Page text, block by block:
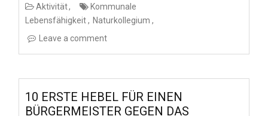
Aktivität
Kommunale
Lebensfähigkeit
Naturkollegium
Leave a comment
10 ERSTE HEBEL FÜR EINEN
BÜRGERMEISTER GEGEN DAS